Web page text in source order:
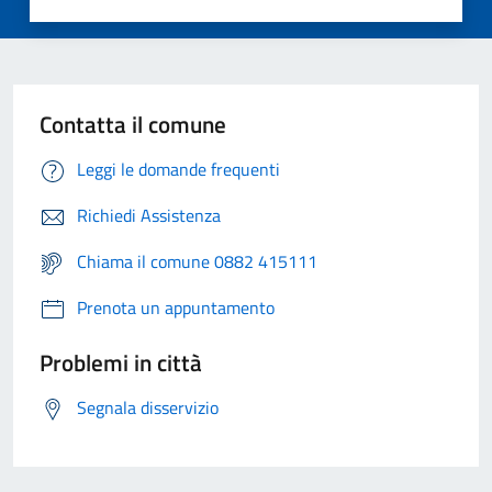
Contatta il comune
Leggi le domande frequenti
Richiedi Assistenza
Chiama il comune 0882 415111
Prenota un appuntamento
Problemi in città
Segnala disservizio